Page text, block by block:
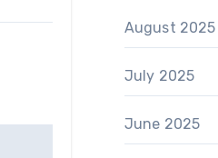
August 2025
July 2025
June 2025